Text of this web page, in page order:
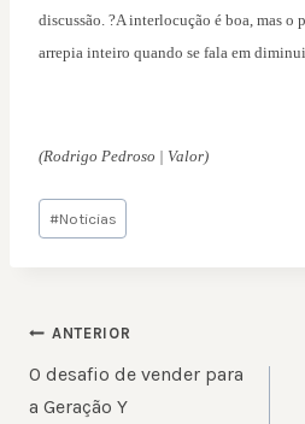
discussão. ?A interlocução é boa, mas o
arrepia inteiro quando se fala em
(Rodrigo Pedroso | Valor)
Tags
do
#Noticias
NAVEGAÇÃO
DE
POST
ANTERIOR
O desafio de vender para
a Geração Y